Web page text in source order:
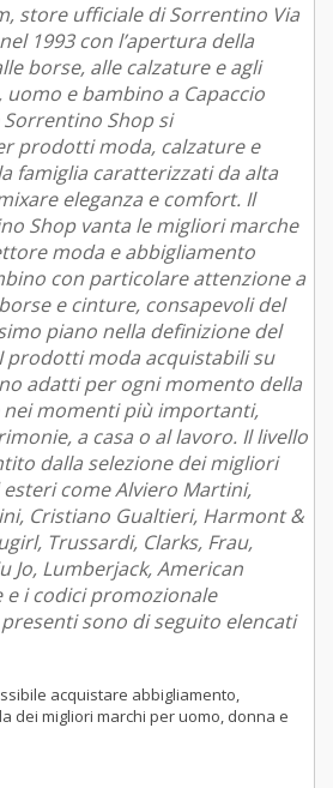
store ufficiale di Sorrentino Via
1993 con l’apertura della
borse, alle calzature e agli
e bambino a Capaccio
Sorrentino Shop si
prodotti moda, calzature e
famiglia caratterizzati da alta
eleganza e comfort. Il
Shop vanta le migliori marche
moda e abbigliamento
con particolare attenzione a
e cinture, consapevoli del
piano nella definizione del
prodotti moda acquistabili su
adatti per ogni momento della
nei momenti più importanti,
a casa o al lavoro. Il livello
dalla selezione dei migliori
come Alviero Martini,
Cristiano Gualtieri, Harmont &
Trussardi, Clarks, Frau,
Jo, Lumberjack, American
i codici promozionale
sono di seguito elencati
acquistare abbigliamento,
dei migliori marchi per uomo, donna e